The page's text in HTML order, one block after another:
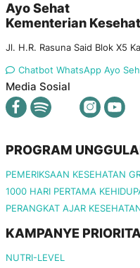
Ayo Sehat
Kementerian
Jl. H.R. Rasuna Said Blok X5
Chatbot WhatsApp Ayo
Media Sosial
PROGRAM
PEMERIKSAAN KESEHATAN
1000 HARI PERTAMA
PERANGKAT AJAR
KAMPANYE
NUTRI-LEVEL